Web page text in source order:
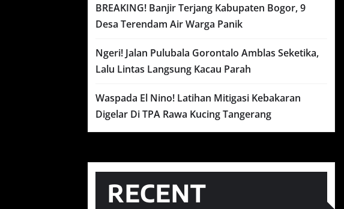
BREAKING! Banjir Terjang Kabupaten Bogor, 9
Desa Terendam Air Warga Panik
Ngeri! Jalan Pulubala Gorontalo Amblas Seketika,
Lalu Lintas Langsung Kacau Parah
Waspada El Nino! Latihan Mitigasi Kebakaran
Digelar Di TPA Rawa Kucing Tangerang
RECENT